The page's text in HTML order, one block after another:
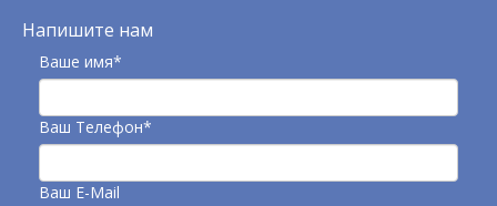
Напишите нам
Ваше имя*
Ваш Телефон*
Ваш E-Mail